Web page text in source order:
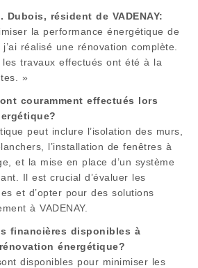
Dubois, résident de VADENAY:
la performance énergétique de
réalisé une rénovation complète.
travaux effectués ont été à la
»
couramment effectués lors
peut inclure l’isolation des murs,
l’installation de fenêtres à
et la mise en place d’un système
Il est crucial d’évaluer les
et d’opter pour des solutions
à VADENAY.
financières disponibles à
énergétique?
disponibles pour minimiser les